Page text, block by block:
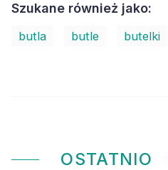
Szukane również jako:
butla butle butelki
OSTATNIO